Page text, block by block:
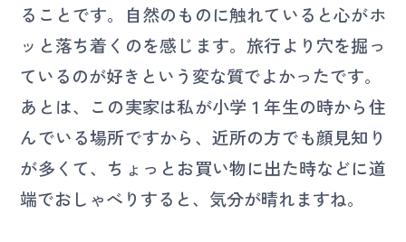
ることです。自然のものに触れていると心がホ
ッと落ち着くのを感じます。旅行より穴を掘っ
ているのが好きという変な質でよかったです。
あとは、この実家は私が小学１年生の時から住
んでいる場所ですから、近所の方でも顔見知り
が多くて、ちょっとお買い物に出た時などに道
端でおしゃべりすると、気分が晴れますね。